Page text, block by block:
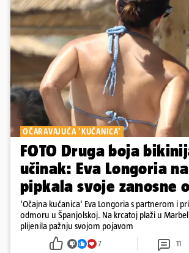
OČARAVAJUĆA 'KUĆANICA'
FOTO Druga boja
učinak: Eva Longoria
pipkala svoje zanosne
'Očajna kućanica' Eva Longoria s partnerom i
odmoru u Španjolskoj. Na krcatoj plaži u
plijenila pažnju svojom pojavom
7 11